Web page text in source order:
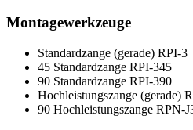
Montagewerkzeuge
Standardzange (gerade) RPI-3
45 Standardzange RPI-345
90 Standardzange RPI-390
Hochleistungszange (gerade)
90 Hochleistungszange RPN-